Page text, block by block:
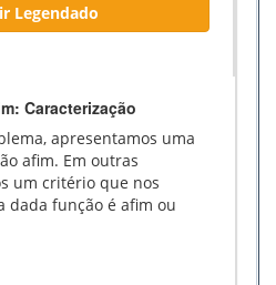
Legendado
Caracterização
apresentamos uma
afim. Em outras
um critério que nos
dada função é afim ou